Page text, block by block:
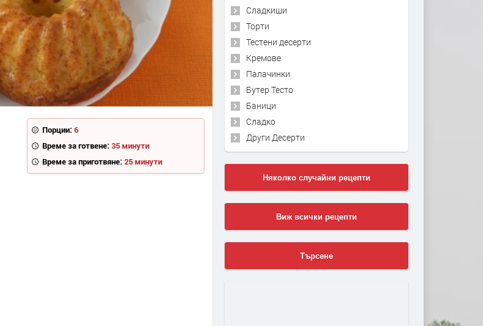
Порции: 6
Време за готвене: 35 минути
Време за приготвяне: 25 минути
Сладкиши
Торти
Тестени десерти
Кремове
Палачинки
Бутер Тесто
Баници
Сладко
Други Десерти
Няколко случайни рецепти
Виж всички рецепти
Търсене